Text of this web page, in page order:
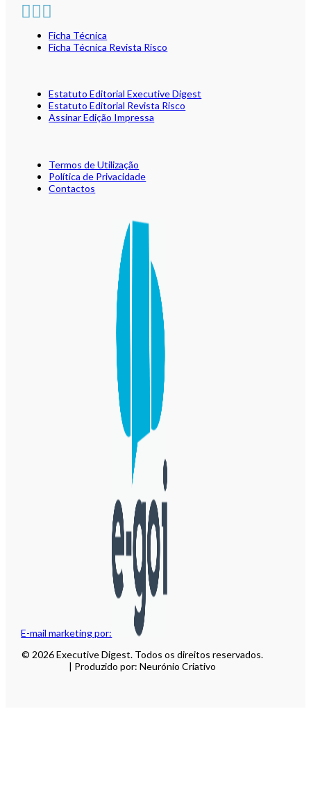
E-mail marketing por:
Ficha Técnica
Ficha Técnica Revista Risco
Estatuto Editorial Executive Digest
Estatuto Editorial Revista Risco
Assinar Edição Impressa
Termos de Utilização
Política de Privacidade
Contactos
© 2026 Executive Digest. Todos os direitos reservados.
| Produzido por: Neurónio Criativo